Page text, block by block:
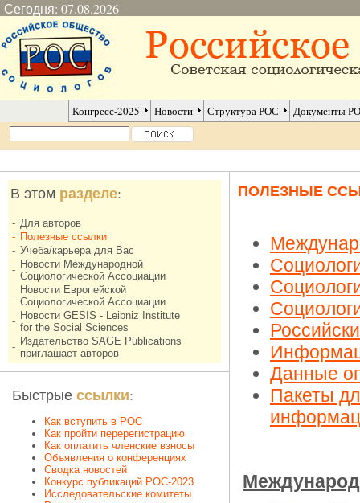
Сегодня: 07.08.2026
Конгресс-2025 Новости Структура РОС Документы
В этом разделе:
- Для авторов
- Полезные ссылки
- Учеба/карьера для Вас
- Новости Международной
Социологической Ассоциации
- Новости Европейской
Социологической Ассоциации
- Новости GESIS - Leibniz Institute
for the Social Sciences
- Издательство SAGE Publications
приглашает авторов
Быстрые ссылки:
Как вступить в РОС
Как пройти перерегистрацию
Как оплатить членские взносы
Объявления о конференциях
Сводка новостей
Конкурс публикаций РОС-2023
Исследовательские комитеты
ПОЛЕЗНЫЕ
Данные
Пакеты